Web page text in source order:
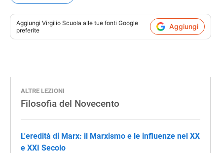
Aggiungi Virgilio Scuola alle tue fonti Google
preferite
Aggiungi
ALTRE LEZIONI
Filosofia del Novecento
L'eredità di Marx: il Marxismo e le influenze nel XX
e XXI Secolo